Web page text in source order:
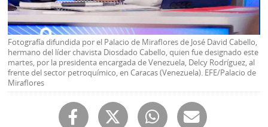
Buscador
Comunicados
Catálogos
Lotería
RSS
Temas
Autores
Notas
al
Fotografía difundida por el Palacio de Miraflores de José David Cabello,
hermano del líder chavista Diosdado Cabello, quien fue designado este
martes, por la presidenta encargada de Venezuela, Delcy Rodríguez, al
frente del sector petroquímico, en Caracas (Venezuela). EFE/Palacio de
Miraflores